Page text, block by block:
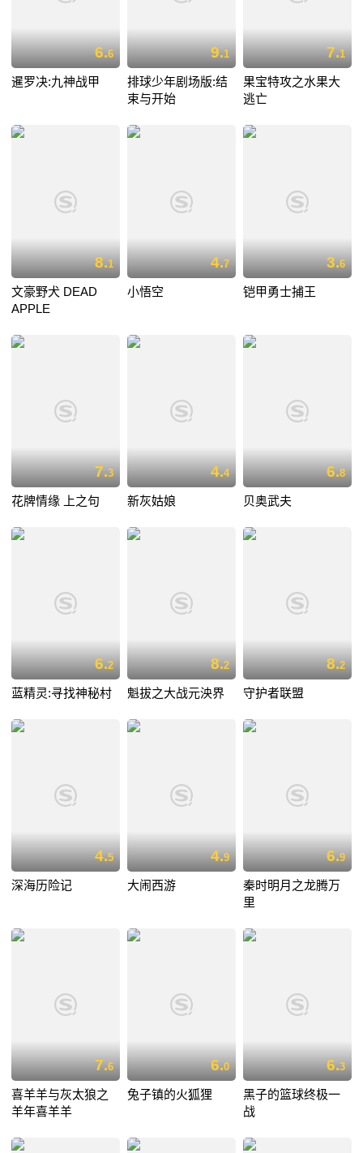
6.6
暹罗决:九神战甲
9.1
排球少年剧场版:结
束与开始
7.1
果宝特攻之水果大
逃亡
8.1
文豪野犬 DEAD
APPLE
4.7
小悟空
3.6
铠甲勇士捕王
7.3
花牌情缘 上之句
4.4
新灰姑娘
6.8
贝奥武夫
6.2
蓝精灵:寻找神秘村
8.2
魁拔之大战元泱界
8.2
守护者联盟
4.5
深海历险记
4.9
大闹西游
6.9
秦时明月之龙腾万
里
7.6
喜羊羊与灰太狼之
羊年喜羊羊
6.0
兔子镇的火狐狸
6.3
黑子的篮球终极一
战